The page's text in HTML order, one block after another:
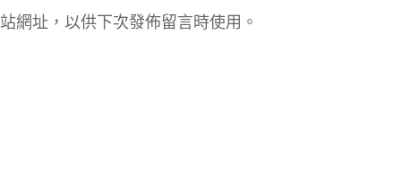
網址，以供下次發佈留言時使用。